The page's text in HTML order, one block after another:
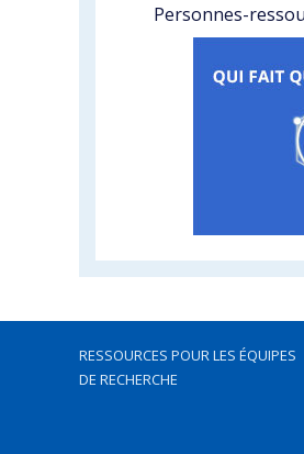
Personnes-
RESSOURCES POUR LES ÉQUIPES
DE RECHERCHE